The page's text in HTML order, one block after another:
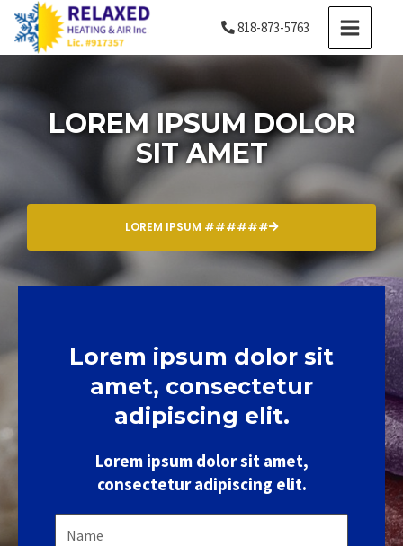
Skip
content
818-873-5763
MAIN
MENU
LOREM IPSUM DOLOR
SIT AMET
LOREM IPSUM ######
Lorem ipsum dolor sit
amet, consectetur
adipiscing elit.
Lorem ipsum dolor sit amet,
consectetur adipiscing elit.